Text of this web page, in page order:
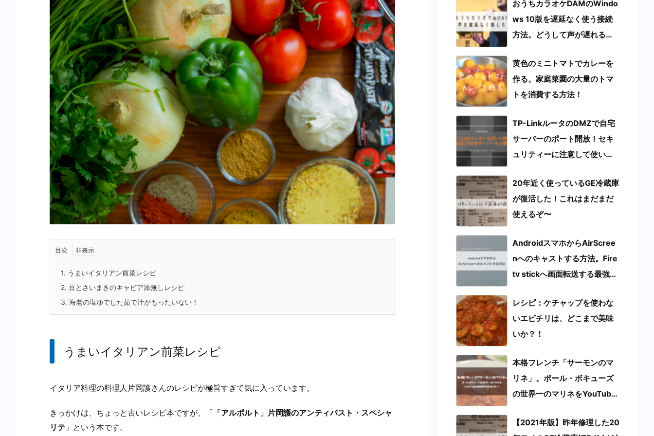
目次
1. うまいイタリアン前菜レシピ
2. 豆とさいまきのキャビア添無しレシピ
3. 海老の塩ゆでした茹で汁がもったいない！
うまいイタリアン前菜レシピ
イタリア料理の料理人片岡護さんのレシピが極旨すぎて気に入っています。
きっかけは、ちょっと古いレシピ本ですが、「 「アルポルト」片岡護のアンティパスト・スペシャ
リテ 」という本です。
おうちカラオケDAMのWindo
ws 10版を遅延なく使う接続
方法。どうして声が遅れる
黄色のミニトマトでカレーを
作る。家庭菜園の大量のトマ
トを消費する方法！
TP-LinkルータのDMZで自宅
サーバーのポート開放！セキ
ュリティーに注意して使い分
20年近く使っているGE冷蔵庫
が復活した！これはまだまだ
使えるぞ〜
AndroidスマホからAirScree
nへのキャストする方法。Fire
tv stickへ画面転送する最強の
レシピ：ケチャップを使わな
いエビチリは、どこまで美味
いか？！
本格フレンチ「サーモンのマ
リネ」。ポール・ボキューズ
の世界一のマリネをYouTube
【2021年版】昨年修理した20